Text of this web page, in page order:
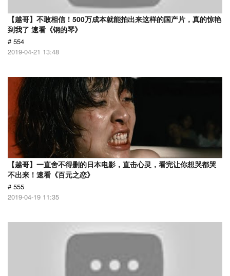
【越哥】不敢相信！500万成本就能拍出来这样的国产片，真的惊艳
到我了 速看《钢的琴》
# 554
2019-04-21 13:48
【越哥】一直舍不得删的日本电影，直击心灵，看完让你想哭都哭
不出来！速看《百元之恋》
# 555
2019-04-19 11:35